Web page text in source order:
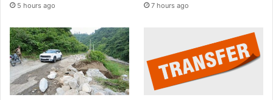
5 hours ago 7 hours ago